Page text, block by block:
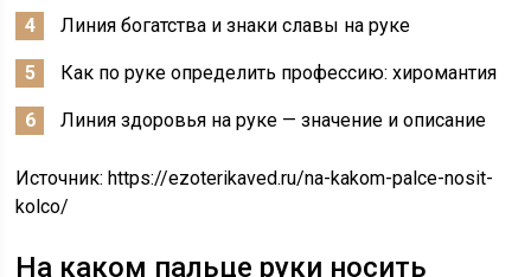
Линия богатства и знаки славы на руке
Как по руке определить профессию: хиромантия
Линия здоровья на руке — значение и описание
Источник:https://ezoterikaved.ru/na-kakom-palce-nosit-
kolco/
На каком пальце руки носить